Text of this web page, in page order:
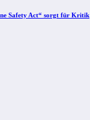
Safety Act“ sorgt für Kritik